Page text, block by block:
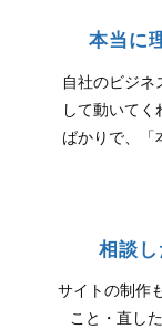
本当に
自社のビジネ
して動いて
ばかりで、「
相談
サイトの制作
こと・直し